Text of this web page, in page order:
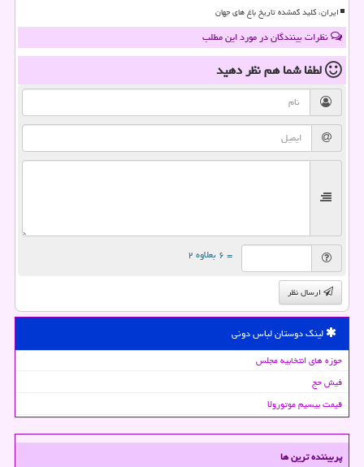
ایران، کلید گمشده تاریخ باغ های جهان
نظرات بینندگان در مورد این مطلب
لطفا شما همنظر دهید
= ۶ بعلاوه ۲
ارسال نظر
لینک دوستان لباس دونی
حوزه های انتخابیه مجلس
فیش حج
قیمت بیسیم موتورولا
پربیننده ترین ها